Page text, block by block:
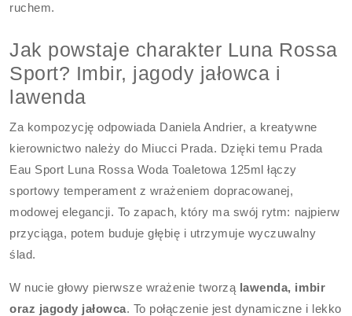
ruchem.
Jak powstaje charakter Luna Rossa
Sport? Imbir, jagody jałowca i
lawenda
Za kompozycję odpowiada Daniela Andrier, a kreatywne
kierownictwo należy do Miucci Prada. Dzięki temu Prada
Eau Sport Luna Rossa Woda Toaletowa 125ml łączy
sportowy temperament z wrażeniem dopracowanej,
modowej elegancji. To zapach, który ma swój rytm: najpierw
przyciąga, potem buduje głębię i utrzymuje wyczuwalny
ślad.
W nucie głowy pierwsze wrażenie tworzą lawenda, imbir
oraz jagody jałowca. To połączenie jest dynamiczne i lekko